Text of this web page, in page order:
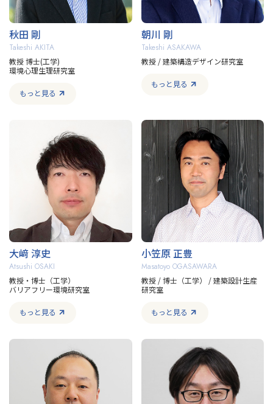
秋田 剛
Takeshi AKITA
教授 博士(工学)
環境心理生理研究室
もっと見る
朝川 剛
Takeshi ASAKAWA
教授 / 建築構造デザイン研究室
もっと見る
大﨑 淳史
Atsushi OSAKI
教授・博士（工学）
バリアフリー環境研究室
もっと見る
小笠原 正豊
Masatoyo OGASAWARA
教授 / 博士（工学） / 建築設計生産
研究室
もっと見る